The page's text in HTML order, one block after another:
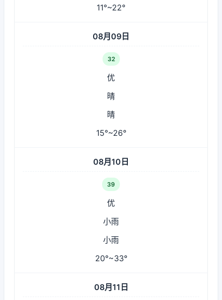
11°~22°
08月09日
32
优
晴
晴
15°~26°
08月10日
39
优
小雨
小雨
20°~33°
08月11日